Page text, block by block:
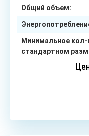
Общий объем:
Минимальное кол-
стандартном